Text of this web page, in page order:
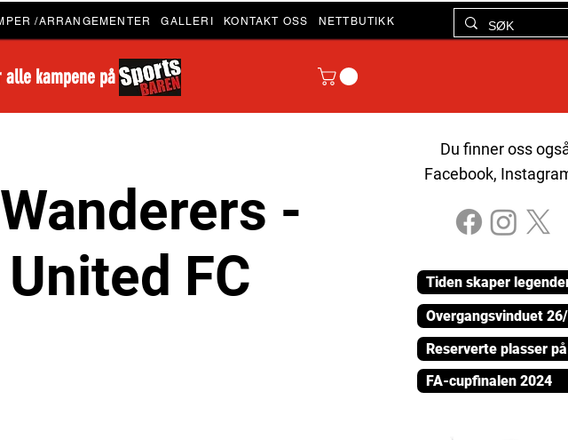
/ARRANGEMENTER GALLERI KONTAKT OSS NETTBUTIKK
alle kampene på
-
FC
Du finner oss
Facebook,
Overgangsvinduet
Reserverte plasser
Tiden skaper
FA-cupfinalen 2024